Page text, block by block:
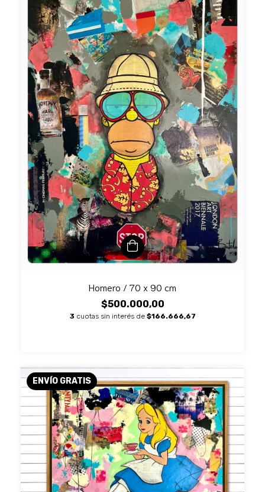
Homero / 70 x 90 cm
$500.000,00
3 cuotas sin interés de $166.666,67
ENVÍO GRATIS